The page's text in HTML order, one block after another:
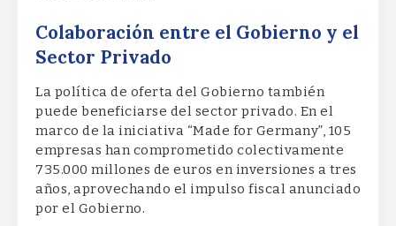
Colaboración entre el Gobierno y el
Sector Privado
La política de oferta del Gobierno también
puede beneficiarse del sector privado. En el
marco de la iniciativa “Made for Germany”, 105
empresas han comprometido colectivamente
735.000 millones de euros en inversiones a tres
años, aprovechando el impulso fiscal anunciado
por el Gobierno.